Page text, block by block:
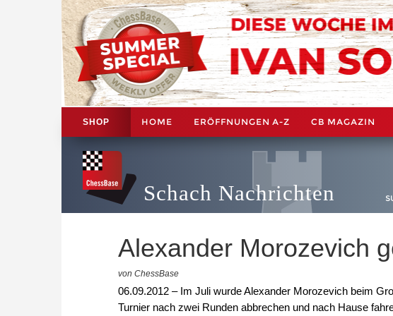
SHOP HOME ERÖFFNUNGEN A-Z CB MAGAZIN
Schach Nachrichten
Alexander Morozevich
von ChessBase
06.09.2012 – Im Juli wurde Alexander Morozevich beim
Turnier nach zwei Runden abbrechen und nach Hause